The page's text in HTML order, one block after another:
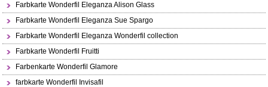
Farbkarte Wonderfil Eleganza Alison Glass
Farbkarte Wonderfil Eleganza Sue Spargo
Farbkarte Wonderfil Eleganza Wonderfil collection
Farbkarte Wonderfil Fruitti
Farbenkarte Wonderfil Glamore
farbkarte Wonderfil Invisafil